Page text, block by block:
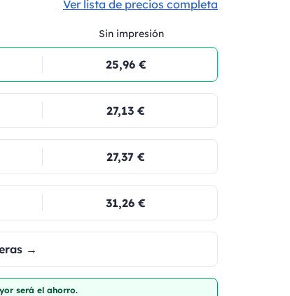
Ver lista de precios completa
Sin impresión
25,96 €
27,13 €
27,37 €
31,26 €
→
será el ahorro.